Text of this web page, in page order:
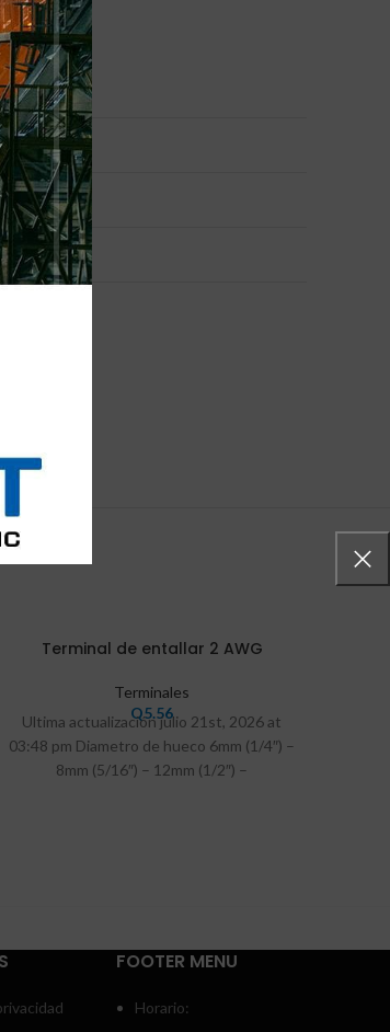
Terminal de entallar 2 AWG
Terminales
Q5.56
Ultima actualización julio 21st, 2026 at
03:48 pm Diametro de hueco 6mm (1/4″) –
8mm (5/16″) – 12mm (1/2″) –
FOOTER MENU
Horario: